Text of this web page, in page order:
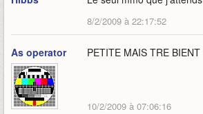
8/2/2009 à 22:17:52
As operator PETITE MAIS TRE BIENT
10/2/2009 à 07:06:16